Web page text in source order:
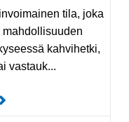
tila, joka
kahvihetki,
vastauk...